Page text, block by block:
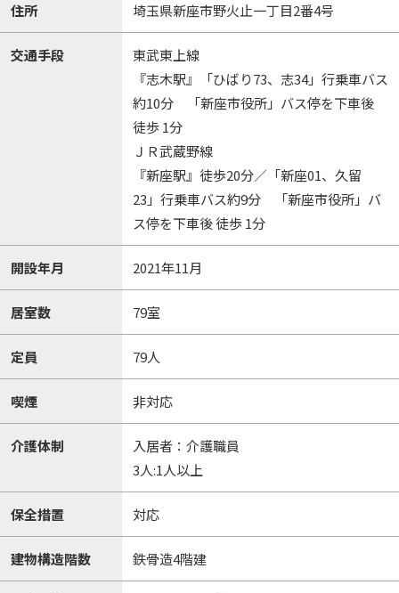
住所 埼玉県新座市野火止一丁目2番4号
交通手段
東武東上線
『志木駅』「ひばり73、志34」行乗車バス
約10分 「新座市役所」バス停を下車後
徒歩 1分
ＪＲ武蔵野線
『新座駅』徒歩20分／「新座01、久留
23」行乗車バス約9分 「新座市役所」バ
ス停を下車後 徒歩 1分
開設年月 2021年11月
居室数 79室
定員 79人
喫煙 非対応
介護体制
入居者：介護職員
3人:1人以上
保全措置 対応
建物構造階数 鉄骨造4階建